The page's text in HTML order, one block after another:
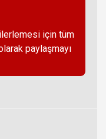
için tüm
paylaşmayı